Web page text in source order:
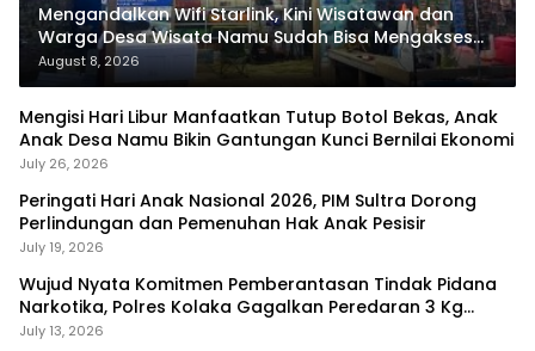
Mengandalkan Wifi Starlink, Kini Wisatawan dan
Warga Desa Wisata Namu Sudah Bisa Mengakses
Transaksi Digital
August 8, 2026
Mengisi Hari Libur Manfaatkan Tutup Botol Bekas, Anak
Anak Desa Namu Bikin Gantungan Kunci Bernilai Ekonomi
July 26, 2026
Peringati Hari Anak Nasional 2026, PIM Sultra Dorong
Perlindungan dan Pemenuhan Hak Anak Pesisir
July 19, 2026
Wujud Nyata Komitmen Pemberantasan Tindak Pidana
Narkotika, Polres Kolaka Gagalkan Peredaran 3 Kg
Sabu-Sabu
July 13, 2026